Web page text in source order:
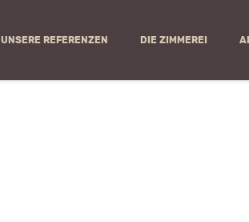
UNSERE REFERENZEN DIE ZIMMEREI